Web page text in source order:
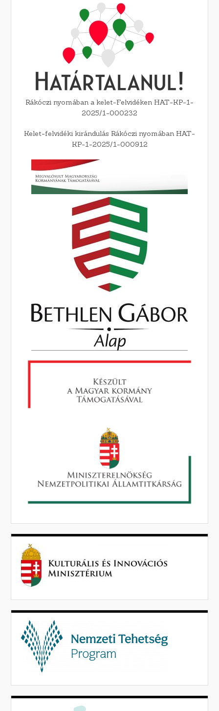
Rákóczi nyomában a kelet-Felvidéken HAT-KP-1-
2025/1-000232
Kelet-felvidéki kirándulás Rákóczi nyomában HAT-
KP-1-2025/1-000912